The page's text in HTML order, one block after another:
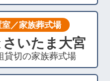
室／家族葬式場
さいたま大宮
貸切の家族葬式場